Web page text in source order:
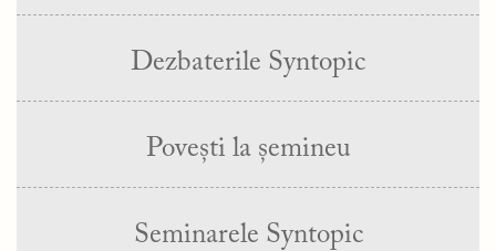
Dezbaterile Syntopic
Povești la șemineu
Seminarele Syntopic